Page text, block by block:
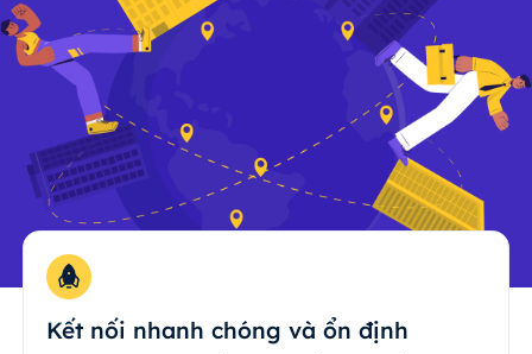
Kết nối nhanh chóng và ổn định